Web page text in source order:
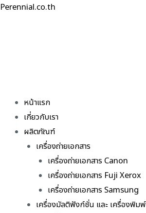
Skip
Perennial.co.th
หน้าแรก
เกี่ยวกับเรา
ผลิตภัณฑ์
เครื่องถ่ายเอกสาร
เครื่องถ่ายเอกสาร Canon
เครื่องถ่ายเอกสาร Fuji Xerox
เครื่องถ่ายเอกสาร Samsung
เครื่องมัลติฟังก์ชั่น และ เครื่องพิมพ์